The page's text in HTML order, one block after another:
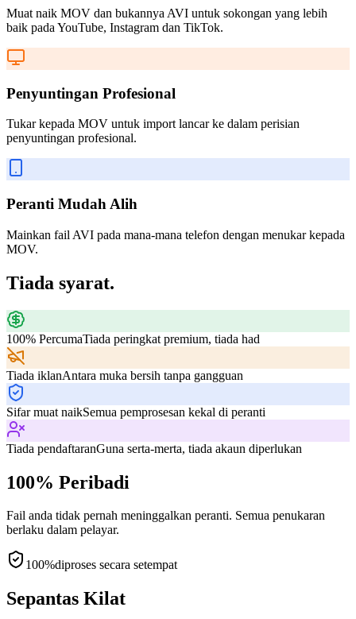
Muat naik MOV dan bukannya AVI untuk sokongan yang lebih
baik pada YouTube, Instagram dan TikTok.
Penyuntingan Profesional
Tukar kepada MOV untuk import lancar ke dalam perisian
penyuntingan profesional.
Peranti Mudah Alih
Mainkan fail AVI pada mana-mana telefon dengan menukar kepada
MOV.
Tiada syarat.
100% PercumaTiada peringkat premium, tiada had
Tiada iklanAntara muka bersih tanpa gangguan
Sifar muat naikSemua pemprosesan kekal di peranti
Tiada pendaftaranGuna serta-merta, tiada akaun diperlukan
100% Peribadi
Fail anda tidak pernah meninggalkan peranti. Semua penukaran
berlaku dalam pelayar.
100%diproses secara setempat
Sepantas Kilat